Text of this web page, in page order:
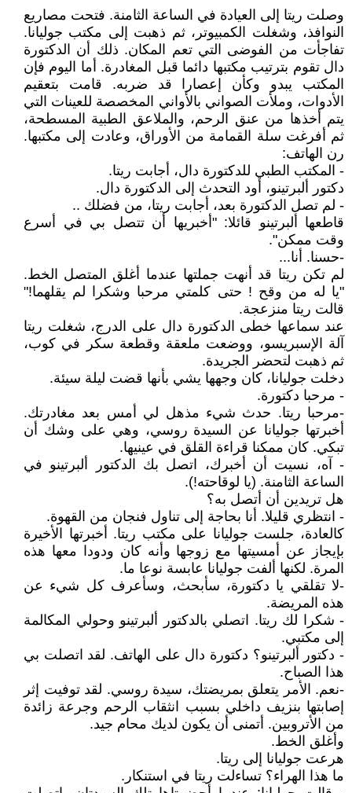
وصلت ريتا إلى العيادة في الساعة الثامنة. فتحت مصاريع
النوافذ، وشغلت الكمبيوتر، ثم ذهبت إلى مكتب جوليانا.
تفاجأت من الفوضى التي تعم المكان. ذلك أن الدكتورة
دال تقوم بترتيب مكتبها دائما قبل المغادرة. أما اليوم فإن
المكتب يبدو وكأن إعصارا قد ضربه. قامت بتعقيم
الأدوات، وملأت الصواني بالأواني المخصصة للعينات التي
يتم أخذها من عنق الرحم، والملاعق الطبية المسطحة،
ثم أفرغت سلة القمامة من الأوراق، وعادت إلى مكتبها.
رن الهاتف:
- المكتب الطبي للدكتورة دال، أجابت ريتا.
دكتور ألبرتينو، أود التحدث إلى الدكتورة دال.
- لم تصل الدكتورة بعد، أجابت ريتا، من فضلك ..
قاطعها ألبرتينو قائلا: "أخبريها أن تتصل بي في أسرع
وقت ممكن".
-حسنا. أنا...
لم تكن ريتا قد أنهت جملتها عندما أغلق المتصل الخط.
"يا له من وقح ! حتى كلمتي مرحبا وشكرا لم يقلهما!"
قالت ريتا منزعجة.
عند سماعها خطى الدكتورة دال على الدرج، شغلت ريتا
آلة الإسبريسو، ووضعت ملعقة وقطعة سكر في كوب،
ثم ذهبت لتحضر الجريدة.
دخلت جوليانا، كان وجهها يشي بأنها قضت ليلة سيئة.
- مرحبا دكتورة.
-مرحبا ريتا. حدث شيء مذهل لي أمس بعد مغادرتك.
أخبرتها جوليانا عن السيدة روسي، وهي على وشك أن
تبكي. كان ممكنا قراءة القلق في عينيها.
- آه، نسيت أن أخبرك، اتصل بك الدكتور ألبرتينو في
الساعة الثامنة. (يا لوقاحته!).
هل تريدين أن أتصل به؟
- انتظري قليلا. أنا بحاجة إلى تناول فنجان من القهوة.
كالعادة، جلست جوليانا على مكتب ريتا. أخبرتها الأخيرة
بإيجاز عن أمسيتها مع زوجها وأنه كان ودودا معها هذه
المرة. لكنها ألفت جوليانا عابسة نوعا ما.
-لا تقلقي يا دكتورة، سأبحث، وسأعرف كل شيء عن
هذه المريضة.
- شكرا لك ريتا. اتصلي بالدكتور ألبرتينو وحولي المكالمة
إلى مكتبي.
- دكتور ألبرتينو؟ دكتورة دال على الهاتف. لقد اتصلت بي
هذا الصباح.
-نعم. الأمر يتعلق بمريضتك، سيدة روسي. لقد توفيت إثر
إصابتها بنزيف داخلي بسبب انثقاب الرحم وجرعة زائدة
من الأتروبين. أتمنى أن يكون لديك محام جيد.
وأغلق الخط.
هرعت جوليانا إلى ريتا.
ما هذا الهراء؟ تساءلت ريتا في استنكار.